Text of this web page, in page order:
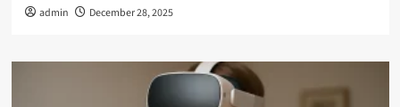
admin December 28, 2025